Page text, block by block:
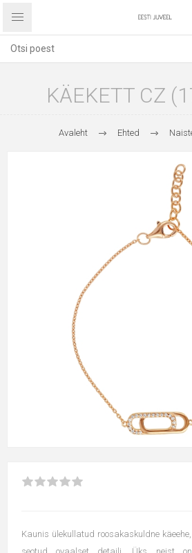
KÄEKETT CZ
Avaleht Ehted
Kaunis ülekullatud roosakaskuldne